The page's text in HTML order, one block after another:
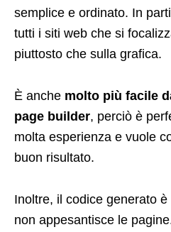
semplice e ordinato. In
tutti i siti web che si
piuttosto che sulla grafica.
È anche molto più facile
page builder, perciò è
molta esperienza e vuole
buon risultato.
Inoltre, il codice generato
non appesantisce le